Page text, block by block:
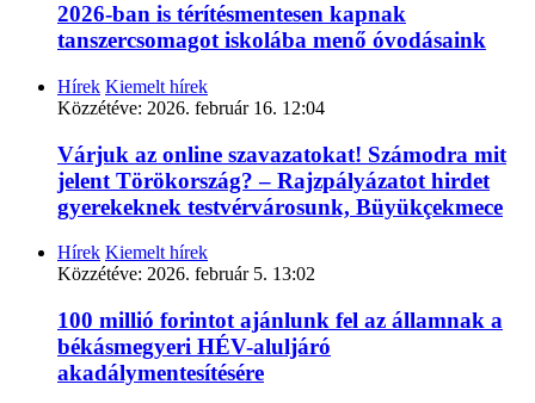
2026-ban is térítésmentesen kapnak
tanszercsomagot iskolába menő óvodásaink
Hírek Kiemelt hírek
Közzétéve: 2026. február 16. 12:04
Várjuk az online szavazatokat! Számodra mit
jelent Törökország? – Rajzpályázatot hirdet
gyerekeknek testvérvárosunk, Büyükçekmece
Hírek Kiemelt hírek
Közzétéve: 2026. február 5. 13:02
100 millió forintot ajánlunk fel az államnak a
békásmegyeri HÉV-aluljáró
akadálymentesítésére